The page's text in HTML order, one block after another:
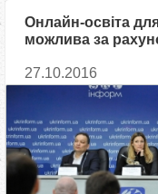
Онлайн-освіта
можлива за
27.10.2016